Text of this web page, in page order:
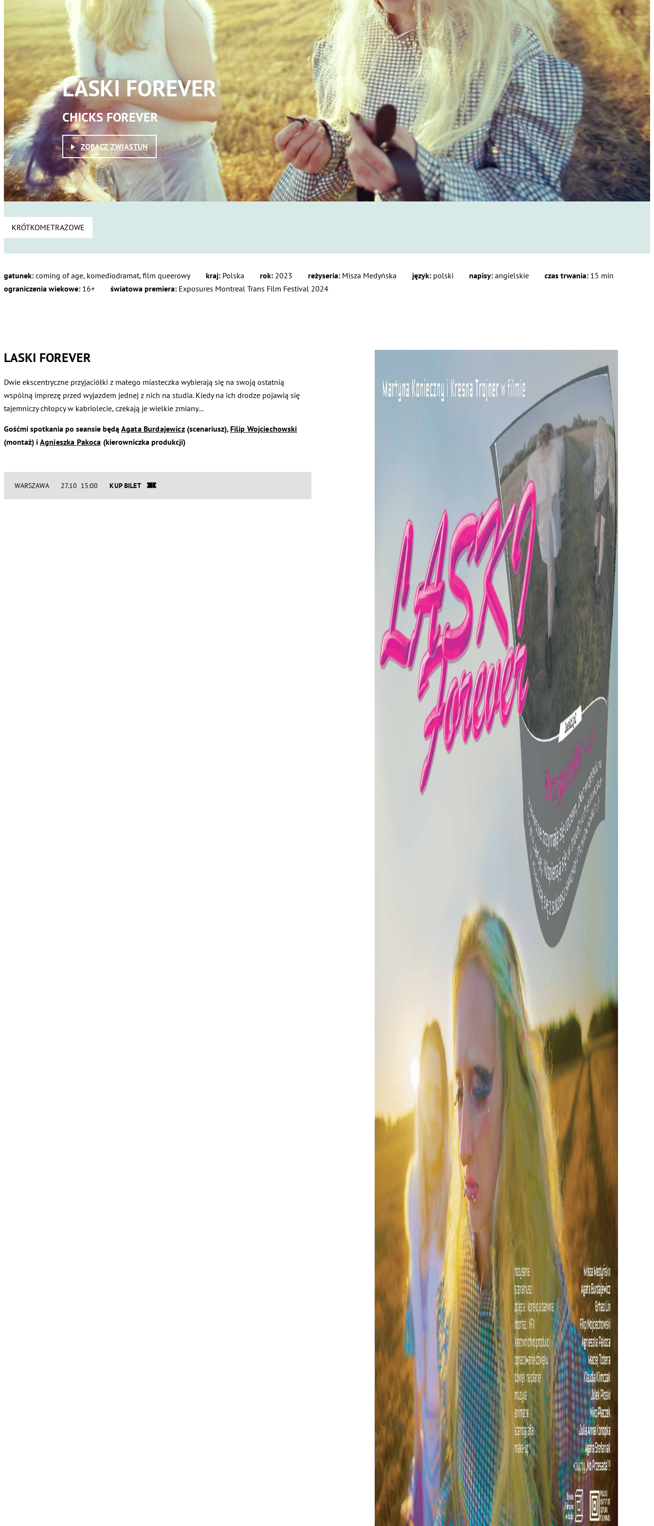
LASKI FOREVER
CHICKS FOREVER
ZOBACZ ZWIASTUN
KRÓTKOMETRAŻOWE
gatunek: coming of age, komediodramat, film queerowy kraj: Polska rok: 2023 reżyseria: Misza Medyńska język: polski napisy: angielskie czas trwania: 15 min
ograniczenia wiekowe: 16+ światowa premiera: Exposures Montreal Trans Film Festival 2024
LASKI FOREVER
Dwie ekscentryczne przyjaciółki z małego miasteczka wybierają się na swoją ostatnią
wspólną imprezę przed wyjazdem jednej z nich na studia. Kiedy na ich drodze pojawią się
tajemniczy chłopcy w kabriolecie, czekają je wielkie zmiany…
Gośćmi spotkania po seansie będą Agata Burdajewicz(scenariusz), Filip Wojciechowski
(montaż) i Agnieszka Pakoca (kierowniczka produkcji)
WARSZAWA 27.10 15:00 KUP BILET